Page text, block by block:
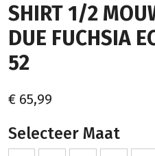
SHIRT 1/2
DUE FUCHSIA
52
€ 65,99
Selecteer Maat